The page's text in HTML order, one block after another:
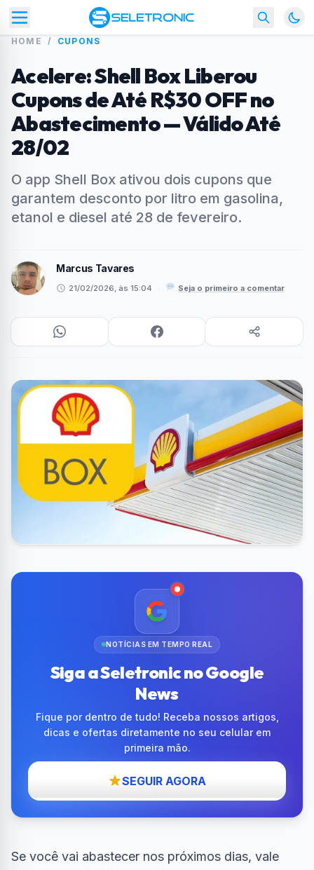
HOME / CUPONS
Acelere: Shell Box Liberou
Cupons de Até R$30 OFF no
Abastecimento — Válido Até
28/02
O app Shell Box ativou dois cupons que
garantem desconto por litro em gasolina,
etanol e diesel até 28 de fevereiro.
Marcus Tavares
21/02/2026, às 15:04 · Seja o primeiro a comentar
NOTÍCIAS EM TEMPO REAL
Siga a Seletronic no Google
News
Fique por dentro de tudo! Receba nossos artigos,
dicas e ofertas diretamente no seu celular em
primeira mão.
SEGUIR AGORA
Se você vai abastecer nos próximos dias, vale